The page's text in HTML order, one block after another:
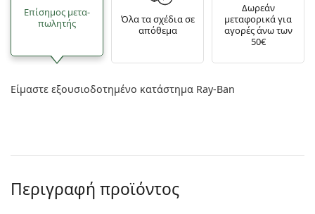
Επίσημος μετα­
πωλητής
Όλα τα σχέδια σε
απόθεμα
Δωρεάν
μεταφορικά για
αγορές άνω των
50€
Είμαστε εξουσιοδοτημένο κατάστημα Ray-Ban
Περιγραφή προϊόντος